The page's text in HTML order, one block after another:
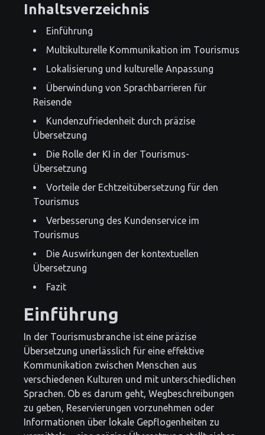
Inhaltsverzeichnis
Einführung
Multikulturelle Kommunikation im Tourismus
Lokalisierung und kulturelle Anpassung
Überwindung von Sprachbarrieren für
Reisende
Kundenzufriedenheit durch präzise
Übersetzung
Die Rolle der KI in der Tourismus-
Übersetzung
Vorteile der Echtzeitübersetzung für den
Tourismus
Verbesserung des Kundenservice im
Tourismus
Die Auswirkungen der kontextuellen
Übersetzung
Fazit
Einführung
In der Tourismusbranche ist eine präzise
Übersetzung unerlässlich für eine effektive
Kommunikation zwischen Menschen aus
verschiedenen Kulturen und mit unterschiedlichen
Sprachen. Ob es darum geht, Wegbeschreibungen
zu geben, Reservierungen vorzunehmen oder
Informationen über lokale Gepflogenheiten zu